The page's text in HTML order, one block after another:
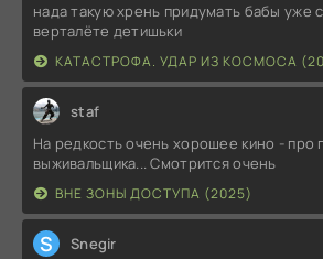
нада такую хрень придумать бабы уже
верталёте детишьки
КАТАСТРОФА. УДАР ИЗ КОСМОСА
staf
На редкость очень хорошее кино - про
выживальщика... Смотрится очень
ВНЕ ЗОНЫ ДОСТУПА (2025)
S Snegir